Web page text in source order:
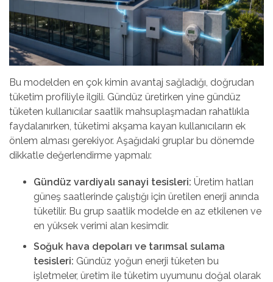
Bu modelden en çok kimin avantaj sağladığı, doğrudan
tüketim profiliyle ilgili. Gündüz üretirken yine gündüz
tüketen kullanıcılar saatlik mahsuplaşmadan rahatlıkla
faydalanırken, tüketimi akşama kayan kullanıcıların ek
önlem alması gerekiyor. Aşağıdaki gruplar bu dönemde
dikkatle değerlendirme yapmalı:
Gündüz vardiyalı sanayi tesisleri: Üretim hatları
güneş saatlerinde çalıştığı için üretilen enerji anında
tüketilir. Bu grup saatlik modelde en az etkilenen ve
en yüksek verimi alan kesimdir.
Soğuk hava depoları ve tarımsal sulama
tesisleri: Gündüz yoğun enerji tüketen bu
işletmeler, üretim ile tüketim uyumunu doğal olarak